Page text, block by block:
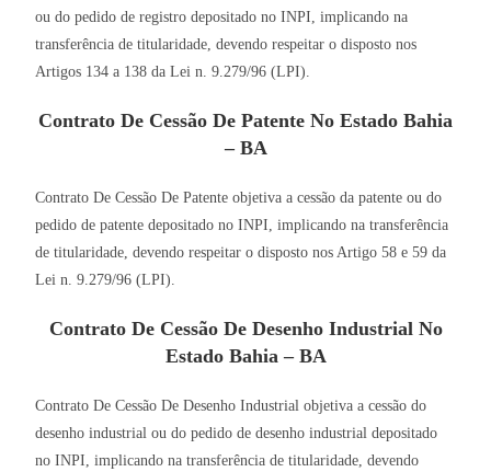
ou do pedido de registro depositado no INPI, implicando na
transferência de titularidade, devendo respeitar o disposto nos
Artigos 134 a 138 da Lei n. 9.279/96 (LPI).
Contrato De Cessão De Patente No Estado Bahia
– BA
Contrato De Cessão De Patente objetiva a cessão da patente ou do
pedido de patente depositado no INPI, implicando na transferência
de titularidade, devendo respeitar o disposto nos Artigo 58 e 59 da
Lei n. 9.279/96 (LPI).
Contrato De Cessão De Desenho Industrial No
Estado Bahia – BA
Contrato De Cessão De Desenho Industrial objetiva a cessão do
desenho industrial ou do pedido de desenho industrial depositado
no INPI, implicando na transferência de titularidade, devendo